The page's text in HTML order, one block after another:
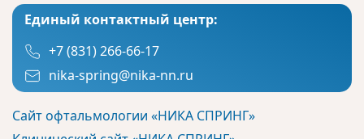
Единый контактный центр:
+7 (831) 266-66-17
nika-spring@nika-nn.ru
Сайт офтальмологии «НИКА СПРИНГ»